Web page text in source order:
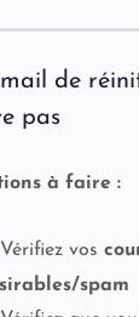
de
pas
à faire :
Vérifiez vos
spam